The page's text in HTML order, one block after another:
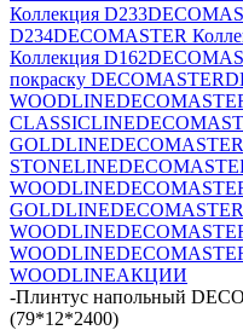
Коллекция D233
D234DECOMASTER
Коллекция D162
покраску DECOMASTER
WOODLINE
CLASSICLINE
GOLDLINE
STONELINE
WOODLINE
GOLDLINE
WOODLINE
WOODLINE
WOODLINEАКЦИИ
-Плинтус напольный
(79*12*2400)